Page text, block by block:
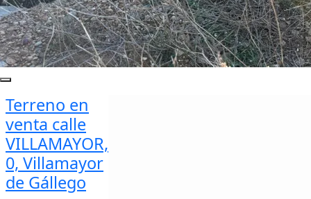
Terreno en
venta calle
VILLAMAYOR,
0, Villamayor
de Gállego